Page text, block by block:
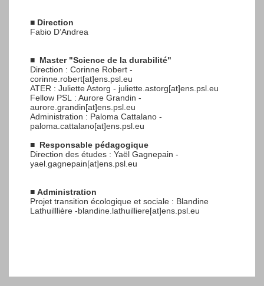
■ Direction
Fabio D’Andrea
■ Master "Science de la durabilité"
Direction : Corinne Robert -
corinne.robert[at]ens.psl.eu
ATER : Juliette Astorg - juliette.astorg[at]ens.psl.eu
Fellow PSL : Aurore Grandin -
aurore.grandin[at]ens.psl.eu
Administration : Paloma Cattalano -
paloma.cattalano[at]ens.psl.eu
■ Responsable pédagogique
Direction des études : Yaël Gagnepain -
yael.gagnepain[at]ens.psl.eu
■ Administration
Projet transition écologique et sociale : Blandine
Lathuilllière -blandine.lathuilliere[at]ens.psl.eu